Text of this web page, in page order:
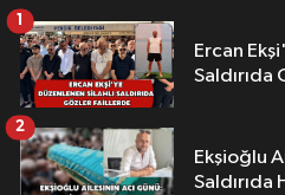
Ercan Ekşi'ye
1
Ekşioğlu
Saldırıda
2